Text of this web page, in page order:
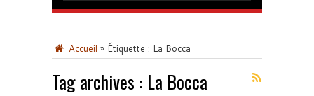
Accueil » Étiquette : La Bocca
Tag archives : La Bocca